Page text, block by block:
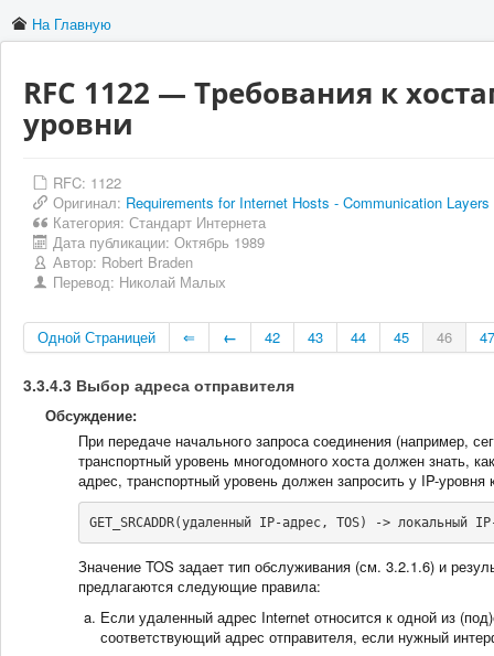
На Главную
RFC 1122 — Требования к
уровни
RFC: 1122
Оригинал: Requirements for Internet Hosts - Communication Layers
Категория: Стандарт Интернета
Дата публикации: Октябрь 1989
Автор: Robert Braden
Перевод: Николай Малых
Одной Страницей ⇐ ← 42 43 44 45 46 47
3.3.4.3 Выбор адреса отправителя
Обсуждение:
При передаче начального запроса соединения (например,
транспортный уровень многодомного хоста должен знать,
адрес, транспортный уровень должен запросить у IP-уровня
GET_SRCADDR(удаленный IP-адрес, TOS) -> локальный
Значение TOS задает тип обслуживания (см. 3.2.1.6) и
предлагаются следующие правила:
Если удаленный адрес Internet относится к одной из
соответствующий адрес отправителя, если нужный